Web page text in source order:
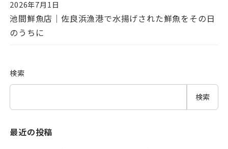
投稿日
2026年7月1日
池間鮮魚店｜佐良浜漁港で水揚げされた鮮魚をその日
のうちに
検索
検索
最近の投稿